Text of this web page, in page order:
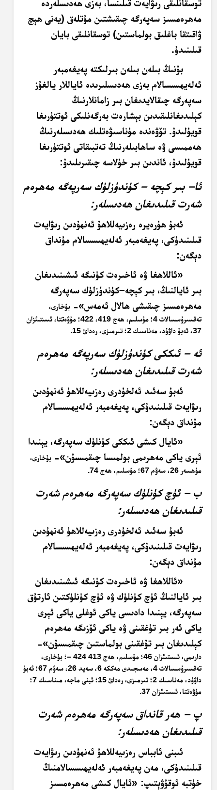
توسقانلىقى رىۋايەت قىلىنسا، بەزى ھەدىسلەردە
مەھرەمسىز سەپەرگە چىقىشتىن مۇتلەق (يەنى ھېچ
ۋاقىتقا باغلىق بولماستىن) توسقانلىقى بايان
قىلىنىدۇ.
بۇنىڭ بىلەن بىلەن بىرلىكتە پەيغەمبەر
ئەلەيھىسسالام بەزى ھەدىسلىرىدە ئاياللار يالغۇز
سەپەرگە چىقالايدىغان بىر زامانلارنىڭ
كېلىدىغانلىقىدىن بېشارەت بەرگەنلىكى ئوتتۇرىغا
قويۇلىدۇ. تۆۋەندە مۇناسىۋەتلىك ھەدىسلەرنىڭ
ھەممىسى ۋە ساھابىلەرنىڭ تەتبىقاتى ئوتتۇرىغا
قويۇلىدۇ، ئاندىن بىر خۇلاسە چىقىرىلىدۇ:
ئا– بىر كېچە – كۈندۈزلۈك سەرپەگە مەھرەم
شەرت قىلىدىغان ھەدىسلەر:
ئەبۇ ھۇرەيرە رەزىيەللاھۇ ئەنھۇدىن رىۋايەت
قىلىنىدۇكى، پەيغەمبەر ئەلەيھىسسالام مۇنداق
دېگەن:
«ئاللاھغا ۋە ئاخىرەت كۈنىگە ئىشىنىدىغان
بىر ئايالنىڭ، بىر كېچە–كۈندۈزلۈك سەپەرگە
مەھرەمسىز چىقىشى ھالال ئەمەس»-بۇخارى،
تەقسىرۇسسالات 4؛ مۇسلىم، ھەج 419، 422؛ مۇۋەتتا، ئىستىئزان
37، ئەبۇ داۋۇد، مەناسىك 2؛ تىرمىزى، رەدائ 15
.
ئە – ئىككى كۈندۈزلۈك سەرپەگە مەھرەم
شەرت قىلىدىغان ھەدىسلەر:
ئەبۇ سەئىد ئەلخۇدرى رەزىيەللاھۇ ئەنھۇدىن
رىۋايەت قىلىنىدۇكى، پەيغەمبەر ئەلەيھىسسالام
مۇنداق دېگەن:
«ئايال كىشى ئىككى كۈنلۈك سەپەرگە، يېنىدا
ئېرى ياكى مەھرىمى بولمىسا چىقمىسۇن»-بۇخارى،
مۇھسەر 26، سەۋم 67؛ مۇسلىم، ھەج 74
.
ب – ئۈچ كۈنلۈك سەپەرگە مەھرەم شەرت
قىلىدىغان ھەدىسلەر:
ئەبۇ سەئىد ئەلخۇدرى رەزىيەللاھۇ ئەنھۇدىن
رىۋايەت قىلىنىدۇكى، پەيغەمبەر ئەلەيھىسسالام
مۇنداق دېگەن:
«ئاللاھغا ۋە ئاخىرەت كۈنىگە ئىشىنىدىغان
بىر ئايالنىڭ ئۈچ كۈنلۈك ۋە ئۈچ كۈنلۈكتىن ئارتۇق
سەپەرگە، يېنىدا دادىسى ياكى ئوغلى ياكى ئېرى
ياكى ئەر بىر تۇغقىنى ۋە ياكى ئۆزىگە مەھرەم
كېلىدىغان بىر تۇغقىنى بولماستىن چىقمىسۇن»-
دارىمى، ئىستىئزان 46؛ مۇسلىم، ھەج 413 – 424؛ بۇخارى،
تەقسىرۇسسالات 4، مەسجىدى مەككە 6، سەيد 26، سەۋم 67؛ ئەبۇ
داۋۇد، مەناسىك 2؛ تىرمىزى، رەدائ 15؛ ئبنى ماجە، مىناسىك 7؛
مۇۋەتتا، ئىستىئزان 37
.
پ – ھەر قانداق سەپەرگە مەھرەم شەرت
قىلىدىغان ھەدىسلەر:
ئىبنى ئابباس رەزىيەللاھۇ ئەنھۇدىن رىۋايەت
قىلىنىدۇكى، مەن پەيغەمبەر ئەلەيھىسسالامنىڭ
خۇتبە ئوقۇۋېتىپ: «ئايال كىشى مەھرەمسىز